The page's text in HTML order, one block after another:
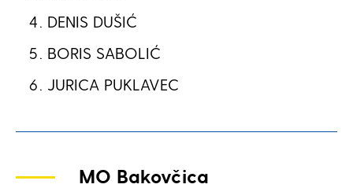
DENIS DUŠIĆ
BORIS SABOLIĆ
JURICA PUKLAVEC
MO Bakovčica